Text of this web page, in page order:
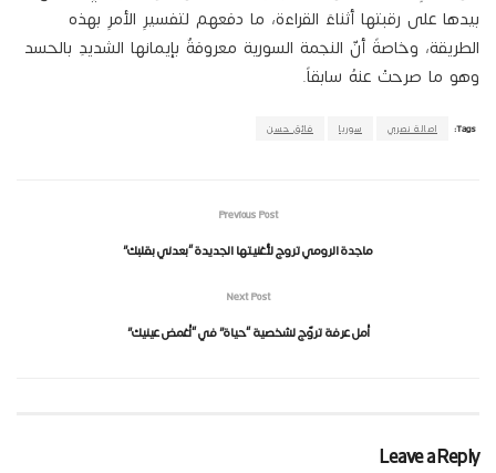
بيدها على رقبتها أثناءَ القراءة، ما دفعهم لتفسيرِ الأمرِ بهذه
الطريقة، وخاصةً أنّ النجمة السورية معروفةٌ بإيمانها الشديدِ بالحسد
وهو ما صرحتْ عنهُ سابقاً.
Tags: اصالة نصري سوريا فائق حسن
Previous Post
ماجدة الرومي تروج لأُغنيتها الجديدة “بعدني بقلبك”
Next Post
أمل عرفة تروّج لشخصية “حياة” في “أغمض عينيك”
Leave a Reply